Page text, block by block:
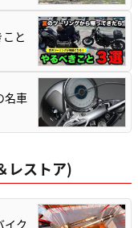
と
名車
レストア)
イク